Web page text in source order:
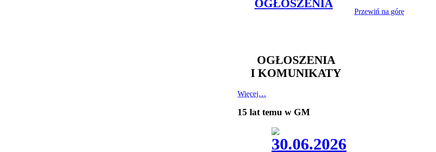
OGŁOSZENIA
I KOMUNIKATY
Więcej…
15 lat temu w GM
Przewiń na górę